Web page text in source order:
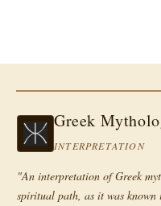
Greek
INTERPRETATION
"An interpretation of Greek
spiritual path, as it was